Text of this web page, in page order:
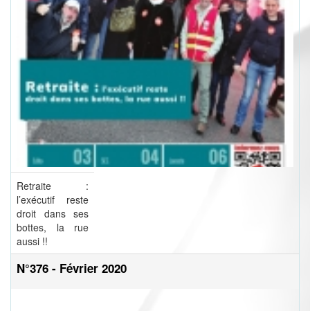
Retraite :
l’exécutif reste
droit dans ses
bottes, la rue
aussi !!
N°376 - Février 2020